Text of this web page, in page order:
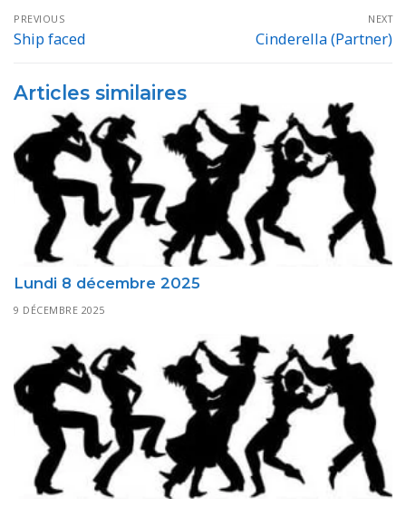
Navigation
de
PREVIOUS
Previous
Ship faced
NEXT
Next
Cinderella (Partner)
Articles similaires
Lundi 8 décembre 2025
9 DÉCEMBRE 2025